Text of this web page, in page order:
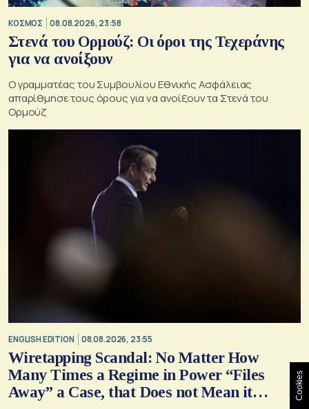
ΚΟΣΜΟΣ 08.08.2026, 23:58
Στενά του Ορμούζ: Οι όροι της Τεχεράνης
για να ανοίξουν
Ο γραμματέας του Συμβουλίου Εθνικής Ασφάλειας
απαρίθμησε τους όρους για να ανοίξουν τα Στενά του
Ορμούζ
ENGLISH EDITION 08.08.2026, 23:55
Wiretapping Scandal: No Matter How
Many Times a Regime in Power “Files
Away” a Case, that Does not Mean it
Cookies